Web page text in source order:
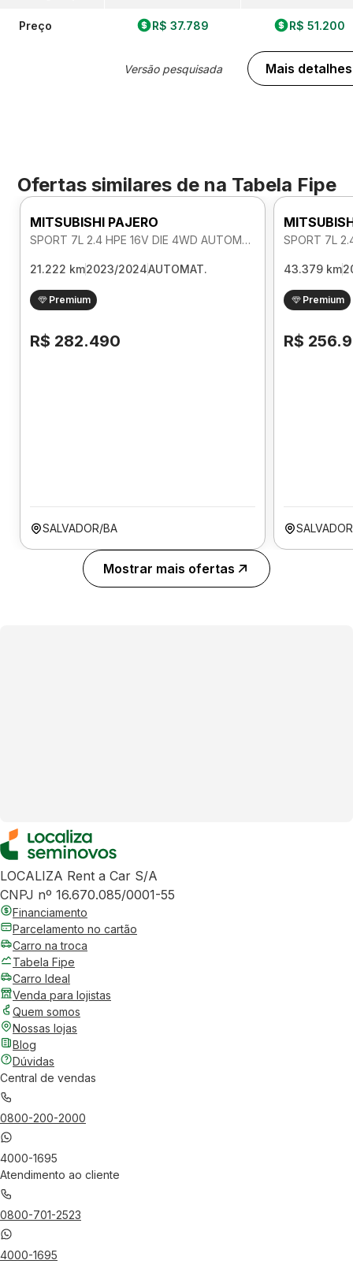
Preço R$ 37.789
Versão pesquisada
R$ 51.200
Mais detalhes
Ofertas similares de na Tabela Fipe
MITSUBISHI PAJERO
SPORT 7L 2.4 HPE 16V DIE 4WD AUTOMATICO
21.222 km2023/2024AUTOMAT.
Premium
R$ 282.490
SALVADOR/BA
43.379 km
Premium
R$
Mostrar mais ofertas
LOCALIZA Rent a Car S/A
CNPJ nº 16.670.085/0001-55
Financiamento
Parcelamento no cartão
Carro na troca
Tabela Fipe
Carro Ideal
Venda para lojistas
Quem somos
Nossas lojas
Blog
Dúvidas
Central de vendas
0800-200-2000
4000-1695
Atendimento ao cliente
0800-701-2523
4000-1695